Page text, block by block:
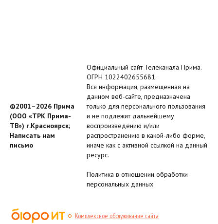
©2001–2026 Прима
(ООО «ТРК Прима-
ТВ») г.Красноярск;
Написать нам
письмо
Официальный сайт Телеканала Прима.
ОГРН 1022402655681.
Вся информация, размещенная на
данном веб-сайте, предназначена
только для персонального пользования
и не подлежит дальнейшему
воспроизведению и/или
распространению в какой-либо форме,
иначе как с активной ссылкой на данный
ресурс.
Политика в отношении обработки
персональных данных
Комплексное обслуживание сайта